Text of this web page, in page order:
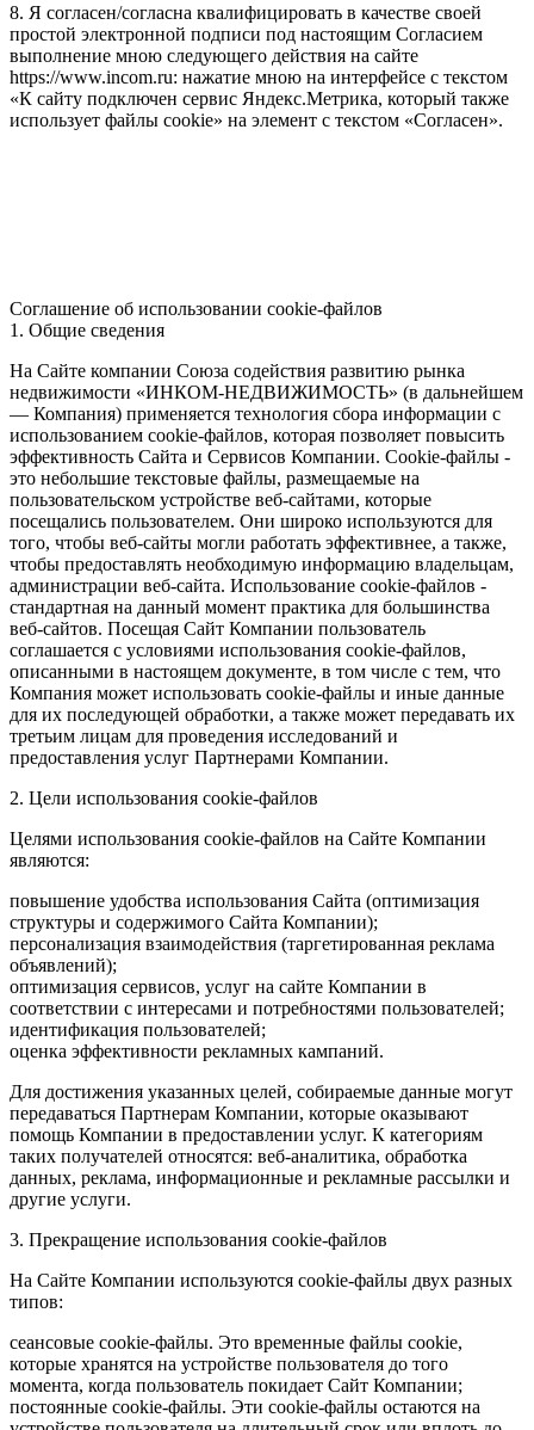
8. Я согласен/согласна квалифицировать в качестве своей
простой электронной подписи под настоящим Согласием
выполнение мною следующего действия на сайте
https://www.incom.ru: нажатие мною на интерфейсе с текстом
«К сайту подключен сервис Яндекс.Метрика, который также
использует файлы cookie» на элемент с текстом «Согласен».
Соглашение об использовании cookie-файлов
1. Общие сведения
На Сайте компании Союза содействия развитию рынка
недвижимости «ИНКОМ-НЕДВИЖИМОСТЬ» (в дальнейшем
— Компания) применяется технология сбора информации с
использованием cookie-файлов, которая позволяет повысить
эффективность Сайта и Сервисов Компании. Сookie-файлы -
это небольшие текстовые файлы, размещаемые на
пользовательском устройстве веб-сайтами, которые
посещались пользователем. Они широко используются для
того, чтобы веб-сайты могли работать эффективнее, а также,
чтобы предоставлять необходимую информацию владельцам,
администрации веб-сайта. Использование cookie-файлов -
стандартная на данный момент практика для большинства
веб-сайтов. Посещая Сайт Компании пользователь
соглашается с условиями использования cookie-файлов,
описанными в настоящем документе, в том числе с тем, что
Компания может использовать cookie-файлы и иные данные
для их последующей обработки, а также может передавать их
третьим лицам для проведения исследований и
предоставления услуг Партнерами Компании.
2. Цели использования cookie-файлов
Целями использования cookie-файлов на Сайте Компании
являются:
повышение удобства использования Сайта (оптимизация
структуры и содержимого Сайта Компании);
персонализация взаимодействия (таргетированная реклама
объявлений);
оптимизация сервисов, услуг на сайте Компании в
соответствии с интересами и потребностями пользователей;
идентификация пользователей;
оценка эффективности рекламных кампаний.
Для достижения указанных целей, собираемые данные могут
передаваться Партнерам Компании, которые оказывают
помощь Компании в предоставлении услуг. К категориям
таких получателей относятся: веб-аналитика, обработка
данных, реклама, информационные и рекламные рассылки и
другие услуги.
3. Прекращение использования cookie-файлов
На Сайте Компании используются cookie-файлы двух разных
типов:
сеансовые cookie-файлы. Это временные файлы cookie,
которые хранятся на устройстве пользователя до того
момента, когда пользователь покидает Сайт Компании;
постоянные cookie-файлы. Эти cookie-файлы остаются на